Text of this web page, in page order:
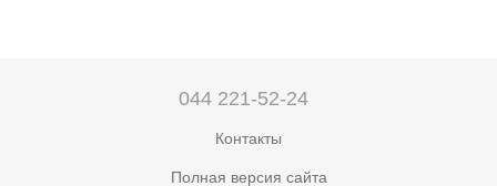
044 221-52-24
Контакты
Полная версия сайта